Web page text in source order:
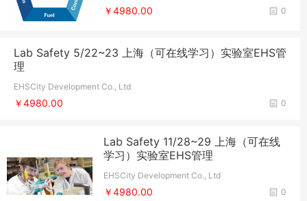
0
￥4980.00
Lab Safety 5/22~23 上海（可在线学习）实验室EHS管
理
EHSCity Development Co., Ltd
0
￥4980.00
Lab Safety 11/28~29 上海（可在线
学习）实验室EHS管理
EHSCity Development Co., Ltd
0
￥4980.00